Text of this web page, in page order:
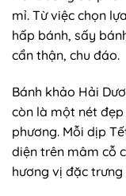
mỉ. Từ việc chọn
hấp bánh, sấy
cẩn thận, chu đáo.
Bánh khảo Hải
còn là một nét
phương. Mỗi dịp
diện trên mâm cỗ
hương vị đặc